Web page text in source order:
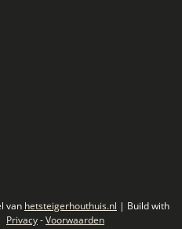
van hetsteigerhouthuis.nl | Build with
Privacy-Voorwaarden